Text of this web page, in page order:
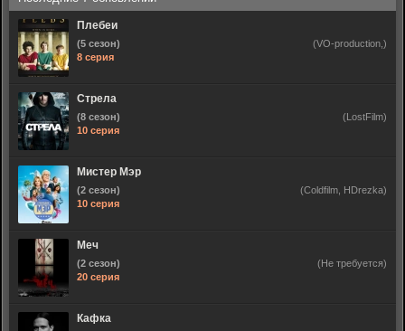
Плебеи
(5 сезон)
8 серия
(VO-production,)
Стрела
(8 сезон)
10 серия
(LostFilm)
Мистер Мэр
(2 сезон)
10 серия
(Coldfilm, HDrezka)
Меч
(2 сезон)
20 серия
(Не требуется)
Кафка